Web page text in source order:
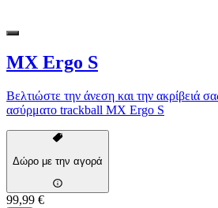
MX Ergo S
Βελτιώστε την άνεση και την ακρίβειά
ασύρματο trackball MX Ergo S
Δώρο με την αγορά
99,99 €